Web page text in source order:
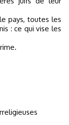
pays, toutes les
: ce qui vise les